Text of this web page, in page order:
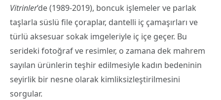
Vitrinler’de (1989-2019), boncuk işlemeler ve parlak
taşlarla süslü file çoraplar, dantelli iç çamaşırları ve
türlü aksesuar sokak imgeleriyle iç içe geçer. Bu
serideki fotoğraf ve resimler, o zamana dek mahrem
sayılan ürünlerin teşhir edilmesiyle kadın bedeninin
seyirlik bir nesne olarak kimliksizleştirilmesini
sorgular.